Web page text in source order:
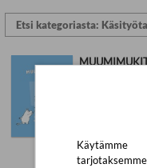
Kovakantinen
73,42€
Käytämme